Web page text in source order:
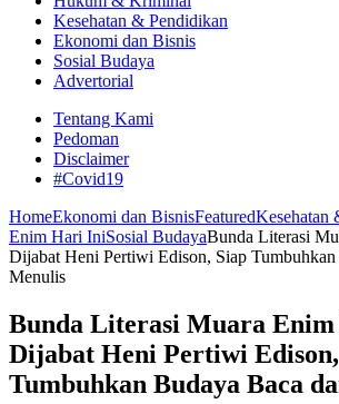
Kesehatan & Pendidikan
Ekonomi dan Bisnis
Sosial Budaya
Advertorial
Tentang Kami
Pedoman
Disclaimer
#Covid19
HomeEkonomi dan BisnisFeaturedKesehatan
Enim Hari IniSosial BudayaBunda Literasi
Dijabat Heni Pertiwi Edison, Siap Tumbuhkan
Menulis
Bunda Literasi Muara Enim
Dijabat Heni Pertiwi
Tumbuhkan Budaya Baca